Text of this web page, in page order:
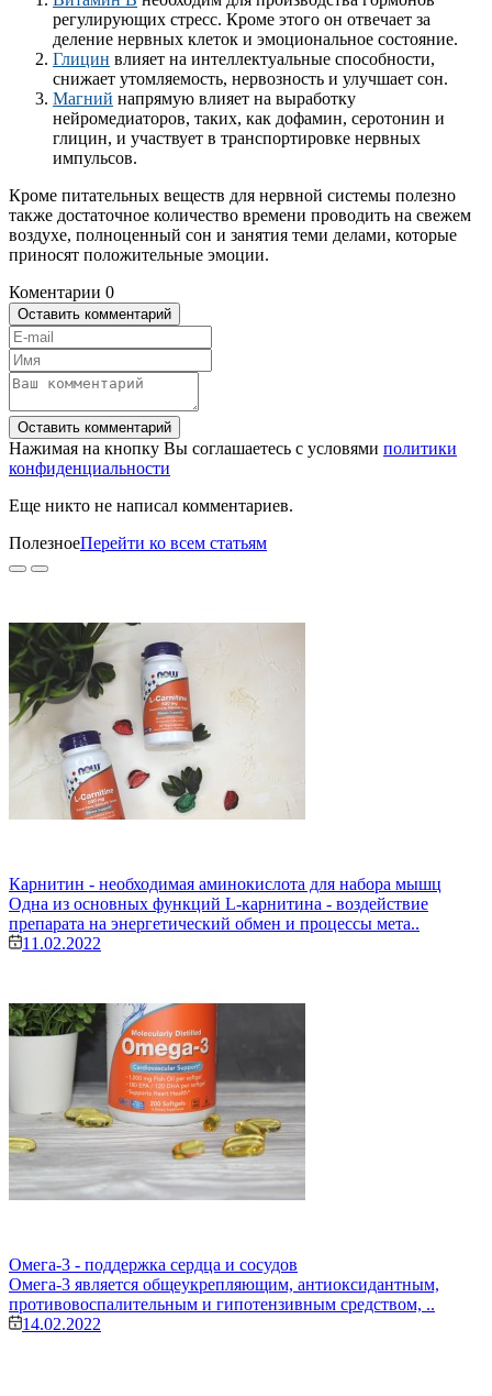
регулирующих стресс. Кроме этого он отвечает за
деление нервных клеток и эмоциональное состояние.
Глицин влияет на интеллектуальные способности,
снижает утомляемость, нервозность и улучшает сон.
Магний напрямую влияет на выработку
нейромедиаторов, таких, как дофамин, серотонин и
глицин, и участвует в транспортировке нервных
импульсов.
Кроме питательных веществ для нервной системы полезно
также достаточное количество времени проводить на свежем
воздухе, полноценный сон и занятия теми делами, которые
приносят положительные эмоции.
Коментарии 0
Оставить комментарий
Оставить комментарий
Нажимая на кнопку Вы соглашаетесь с условями политики
конфиденциальности
Еще никто не написал комментариев.
ПолезноеПерейти ко всем статьям
Карнитин - необходимая аминокислота для набора мышц
Одна из основных функций L-карнитина - воздействие
препарата на энергетический обмен и процессы мета..
11.02.2022
Омега-3 - поддержка сердца и сосудов
Омега-3 является общеукрепляющим, антиоксидантным,
противовоспалительным и гипотензивным средством, ..
14.02.2022